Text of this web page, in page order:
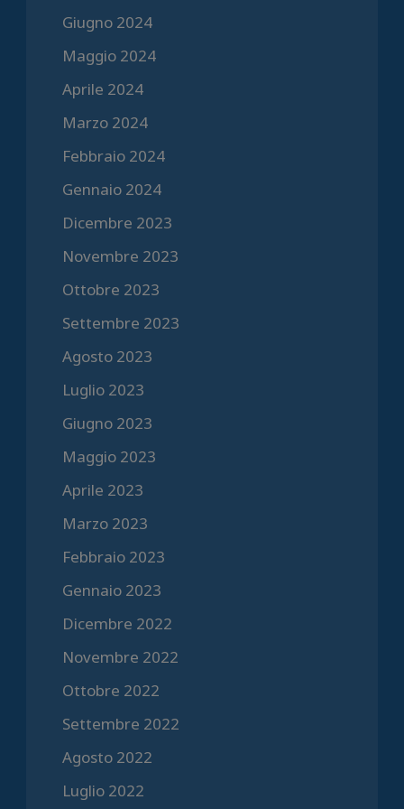
Giugno 2024
Maggio 2024
Aprile 2024
Marzo 2024
Febbraio 2024
Gennaio 2024
Dicembre 2023
Novembre 2023
Ottobre 2023
Settembre 2023
Agosto 2023
Luglio 2023
Giugno 2023
Maggio 2023
Aprile 2023
Marzo 2023
Febbraio 2023
Gennaio 2023
Dicembre 2022
Novembre 2022
Ottobre 2022
Settembre 2022
Agosto 2022
Luglio 2022